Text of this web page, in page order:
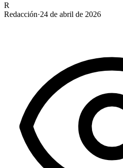
R
Redacción·24 de abril de 2026